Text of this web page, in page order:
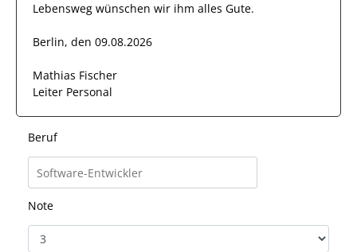
Lebensweg wünschen wir ihm alles Gute.
Berlin, den 09.08.2026
Mathias Fischer
Leiter Personal
Beruf
Note